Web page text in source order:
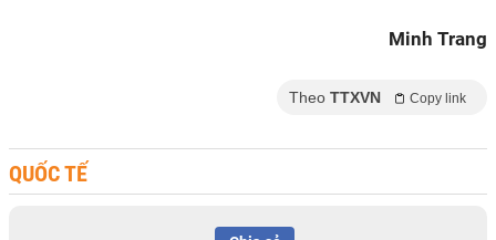
Minh Trang
Theo TTXVN Copy link
QUỐC TẾ